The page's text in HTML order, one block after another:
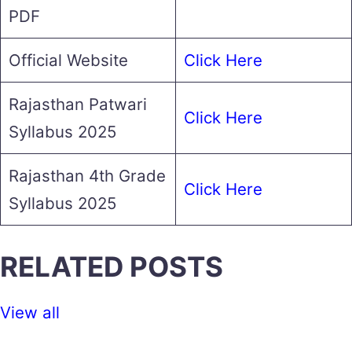
PDF
Official Website Click Here
Rajasthan Patwari
Syllabus 2025
Click Here
Rajasthan 4th Grade
Syllabus 2025
Click Here
RELATED POSTS
View all